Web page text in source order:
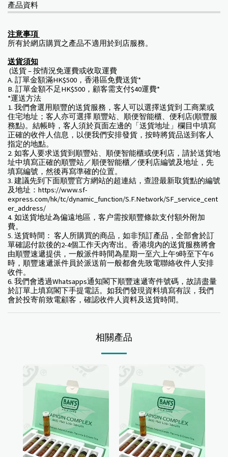
產品資料
注意事項
所有於網店購買之產品不適用於到店服務。
送貨須知
(送貨 – 按情況免運費或收取運費
A. 訂單金額滿HK$500，香港區免費送貨*
B. 訂單金額不足HK$500，顧客需支付$40運費*
*運送方法
1. 我們會選用順豐的送貨服務，客人可以選擇送貨到 工商業或
住宅地址；客人亦可選擇 順豐站、順便智能櫃、便利店(順豐服
務點)。結帳時，客人須於頁面左邊的「送貨地址」欄目中填寫
正確的收件人信息，以便我們安排發貨，按時將貨品送到客人
指定的地點。
2. 如客人要求送貨到順豐站、順便智能櫃或便利店，請於送貨地
址中填寫正確的順豐站／順便智能櫃／便利店編號及地址，先
填寫編號，然後再寫準確的位置。
3. 建議先到下面順豐官方網站的超連結，查證最新取貨點的編號
及地址：https://www.sf-
express.com/hk/tc/dynamic_function/S.F.Network/SF_service_cent
er_address/
4. 如送貨地址為偏遠地區，客户需按順豐條款支付額外附加
費。
5. 送貨時間： 客人所購買的商品，如非預訂產品，全部會於訂
單確認付款後的2-4個工作天內寄出。香港境內的送貨服務將會
由順豐速遞提供，一般派件時間為星期一至六上午9時至下午6
時，順豐速遞派件員於派送前一般都會先致電聯絡收件人安排
收件。
6. 我們會透過Whatsapps通知閣下順豐速遞寄件號碼，故請盡量
於訂單上填寫閣下手提電話。如我們發現資料填寫有誤，我們
會於投寄前致電顧客，確認收件人資料及送貨時間。
相關產品